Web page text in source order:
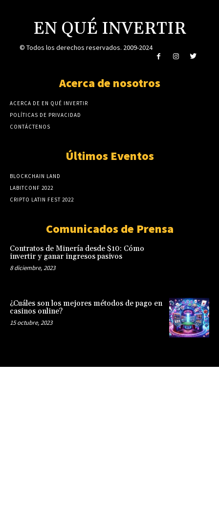
EN QUÉ INVERTIR
© Todos los derechos reservados. 2009-2024
Acerca de nosotros
ACERCA DE EN QUÉ INVERTIR
POLÍTICAS DE PRIVACIDAD
CONTÁCTENOS
Últimos Eventos
BLOCKCHAIN LAND
LABITCONF 2022
CRIPTO LATIN FEST 2022
Comunicados de Prensa
Contratos de Minería desde $10: Cómo
invertir y ganar ingresos pasivos
8 diciembre, 2023
¿Cuáles son los mejores métodos de pago en
casinos online?
15 octubre, 2023